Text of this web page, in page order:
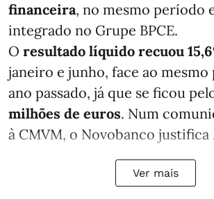
financeira, no mesmo período
integrado no Grupe BPCE.
O resultado líquido recuou
janeiro e junho, face ao
ano passado, já que se ficou
milhões de euros. Num
à CMVM, o Novobanco justifica
Ver mais